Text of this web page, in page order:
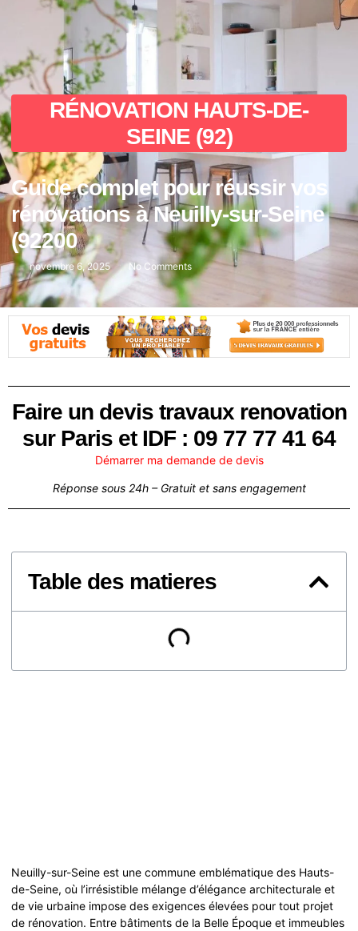
RÉNOVATION HAUTS-DE-
SEINE (92)
Guide complet pour réussir vos
rénovations à Neuilly-sur-Seine
(92200
novembre 6, 2025 No Comments
Faire un devis travaux renovation
sur Paris et IDF : 09 77 77 41 64
Démarrer ma demande de devis
Réponse sous 24h – Gratuit et sans engagement
Table des matieres
Neuilly-sur-Seine est une commune emblématique des Hauts-
de-Seine, où l’irrésistible mélange d’élégance architecturale et
de vie urbaine impose des exigences élevées pour tout projet
de rénovation. Entre bâtiments de la Belle Époque et immeubles